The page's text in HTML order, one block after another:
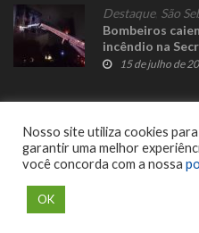
Destaque, São
Bombeiros
incêndio na
Alegre15 de julho de
Nosso site utiliza cookies
garantir uma melhor
você concorda com a nossa
OK